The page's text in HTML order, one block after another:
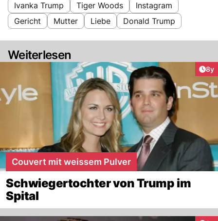
Ivanka Trump Tiger Woods
Instagram
Gericht
Mutter Liebe Donald Trump
Weiterlesen
8y
Couvert mit weissem Pulver
Schwiegertochter von Trump im
Spital